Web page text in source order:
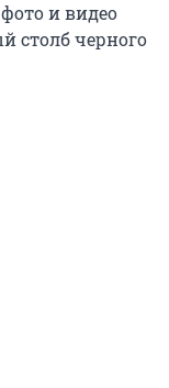
и видео
столб черного